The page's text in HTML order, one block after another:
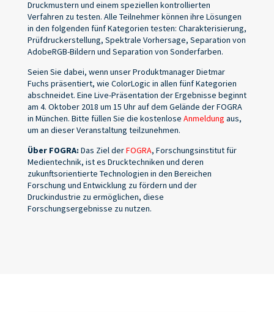
Druckmustern und einem speziellen kontrollierten
Verfahren zu testen. Alle Teilnehmer können ihre Lösungen
in den folgenden fünf Kategorien testen: Charakterisierung,
Prüfdruckerstellung, Spektrale Vorhersage, Separation von
AdobeRGB-Bildern und Separation von Sonderfarben.
Seien Sie dabei, wenn unser Produktmanager Dietmar
Fuchs präsentiert, wie ColorLogic in allen fünf Kategorien
abschneidet. Eine Live-Präsentation der Ergebnisse beginnt
am 4. Oktober 2018 um 15 Uhr auf dem Gelände der FOGRA
in München. Bitte füllen Sie die kostenlose Anmeldung aus,
um an dieser Veranstaltung teilzunehmen.
Über FOGRA: Das Ziel derFOGRA, Forschungsinstitut für
Medientechnik, ist es Drucktechniken und deren
zukunftsorientierte Technologien in den Bereichen
Forschung und Entwicklung zu fördern und der
Druckindustrie zu ermöglichen, diese
Forschungsergebnisse zu nutzen.